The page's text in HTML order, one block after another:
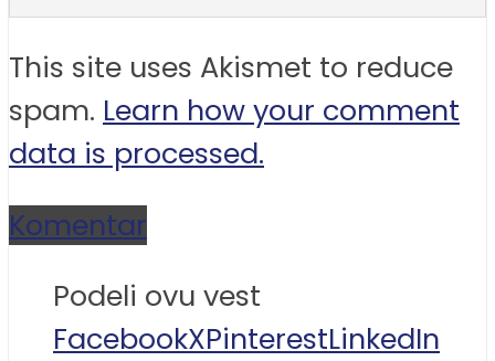
This site uses Akismet to reduce
spam. Learn how your comment
data is processed.
Komentar
Podeli ovu vest
FacebookXPinterestLinkedIn